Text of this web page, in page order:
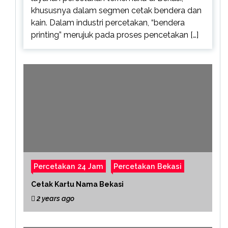
khususnya dalam segmen cetak bendera dan
kain. Dalam industri percetakan, “bendera
printing” merujuk pada proses pencetakan […]
Percetakan 24 Jam Percetakan Bekasi
Cetak Kartu Nama Bekasi
2 years ago